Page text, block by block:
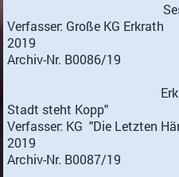
Verfasser: Große KG Erkrath
2019
Archiv-Nr. B0086/19
Stadt steht Kopp"
Verfasser: KG "Die Letzten
2019
Archiv-Nr. B0087/19